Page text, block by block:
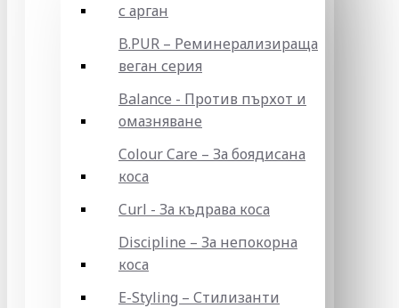
с арган
B.PUR – Реминерализираща
веган серия
Balance - Против пърхот и
омазняване
Colour Care – За боядисана
коса
Curl - За къдрава коса
Discipline – За непокорна
коса
E-Styling – Стилизанти